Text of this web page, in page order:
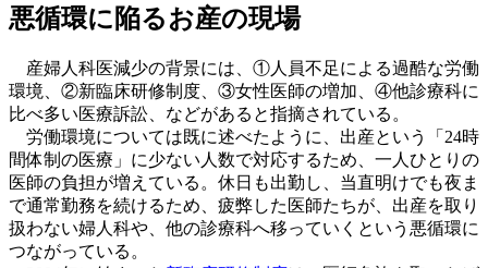
悪循環に陥るお産の現場
産婦人科医減少の背景には、①人員不足による過酷な労働
環境、②新臨床研修制度、③女性医師の増加、④他診療科に
比べ多い医療訴訟、などがあると指摘されている。
労働環境については既に述べたように、出産という「24時
間体制の医療」に少ない人数で対応するため、一人ひとりの
医師の負担が増えている。休日も出勤し、当直明けでも夜ま
で通常勤務を続けるため、疲弊した医師たちが、出産を取り
扱わない婦人科や、他の診療科へ移っていくという悪循環に
つながっている。